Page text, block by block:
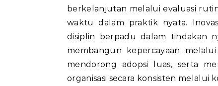
berkelanjutan melalui evaluasi
waktu dalam praktik nyata.
disiplin berpadu dalam tindakan
membangun kepercayaan
mendorong adopsi luas, serta
organisasi secara konsisten melalui